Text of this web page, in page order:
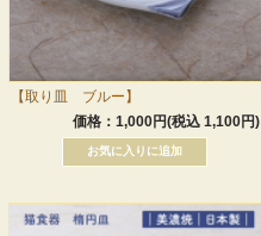
【取り皿 ブルー】
価格：1,000円(税込 1,100円)